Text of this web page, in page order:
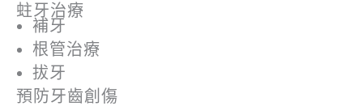
蛀牙治療
補牙
根管治療
拔牙
預防牙齒創傷